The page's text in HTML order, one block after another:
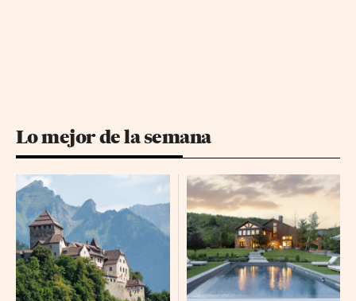
Lo mejor de la semana